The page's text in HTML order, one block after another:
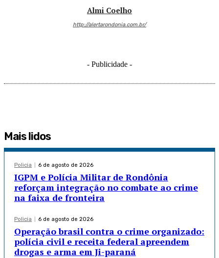
Almi Coelho
http://alertarondonia.com.br/
- Publicidade -
Mais lidos
Policia 6 de agosto de 2026
IGPM e Polícia Militar de Rondônia
reforçam integração no combate ao crime
na faixa de fronteira
Policia 6 de agosto de 2026
Operação brasil contra o crime organizado:
polícia civil e receita federal apreendem
drogas e arma em Ji-paraná